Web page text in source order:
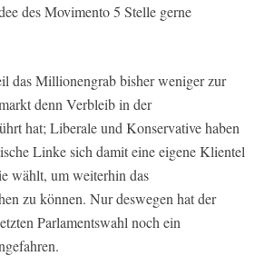
des Movimento 5 Stelle gerne
das Millionengrab bisher weniger zur
denn Verbleib in der
hat; Liberale und Konservative haben
Linke sich damit eine eigene Klientel
wählt, um weiterhin das
zu können. Nur deswegen hat der
Parlamentswahl noch ein